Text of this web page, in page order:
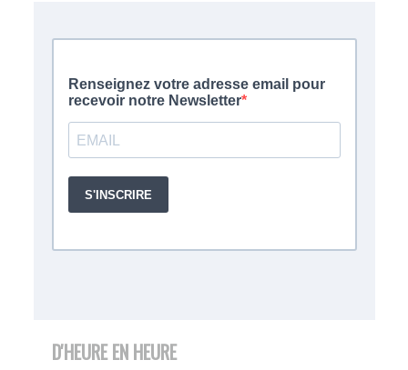
D'HEURE EN HEURE